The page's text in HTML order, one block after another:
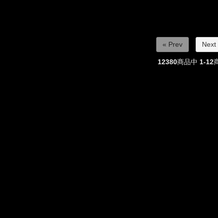
« Prev Next
12380商品中 1-12